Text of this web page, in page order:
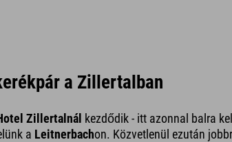
a Zillertalban
Zillertalnál kezdődik - itt azonnal balra
a Leitnerbachon. Közvetlenül ezután